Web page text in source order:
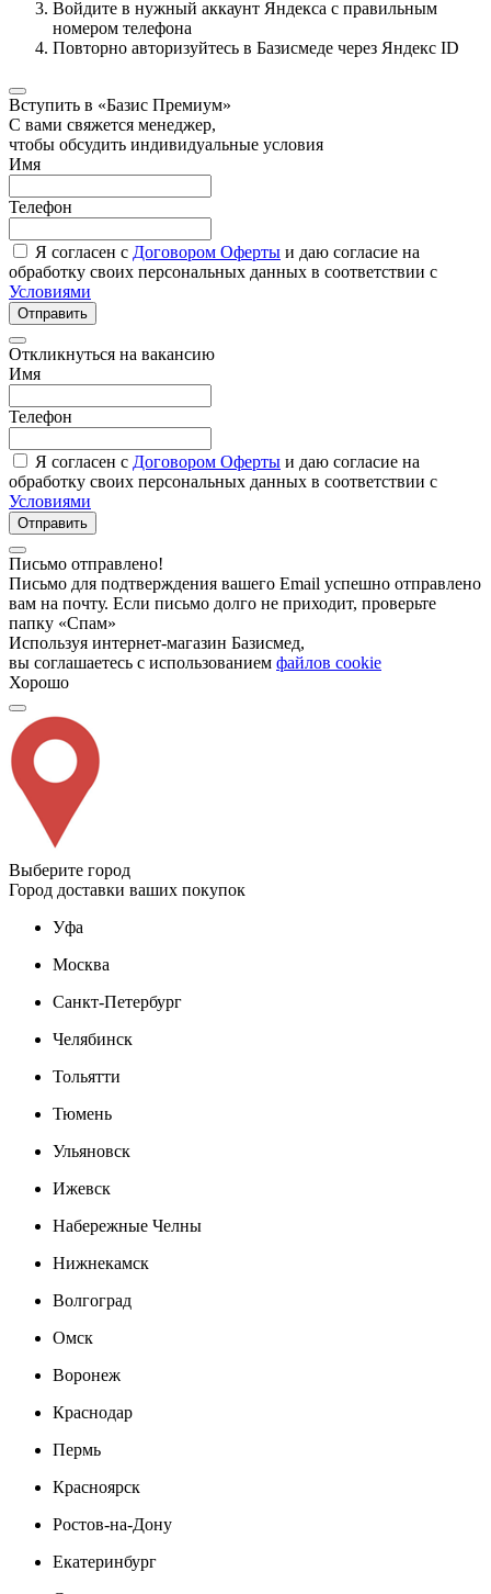
Войдите в нужный аккаунт Яндекса с правильным
номером телефона
Повторно авторизуйтесь в Базисмеде через Яндекс ID
Вступить в «Базис Премиум»
С вами свяжется менеджер,
чтобы обсудить индивидуальные условия
Имя
Телефон
Я согласен с Договором Оферты и даю согласие на
обработку своих персональных данных в соответствии с
Условиями
Отправить
Откликнуться на вакансию
Имя
Телефон
Я согласен с Договором Оферты и даю согласие на
обработку своих персональных данных в соответствии с
Условиями
Отправить
Письмо отправлено!
Письмо для подтверждения вашего Email успешно отправлено
вам на почту. Если письмо долго не приходит, проверьте
папку «Спам»
Используя интернет-магазин Базисмед,
вы соглашаетесь с использованием файлов cookie
Хорошо
Выберите город
Город доставки ваших покупок
Уфа
Москва
Санкт-Петербург
Челябинск
Тольятти
Тюмень
Ульяновск
Ижевск
Набережные Челны
Нижнекамск
Волгоград
Омск
Воронеж
Краснодар
Пермь
Красноярск
Ростов-на-Дону
Екатеринбург